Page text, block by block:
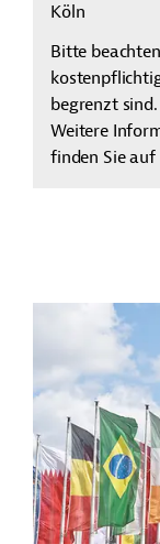
Köln
Bitte
begrenzt sind.
Weitere
finden Sie auf